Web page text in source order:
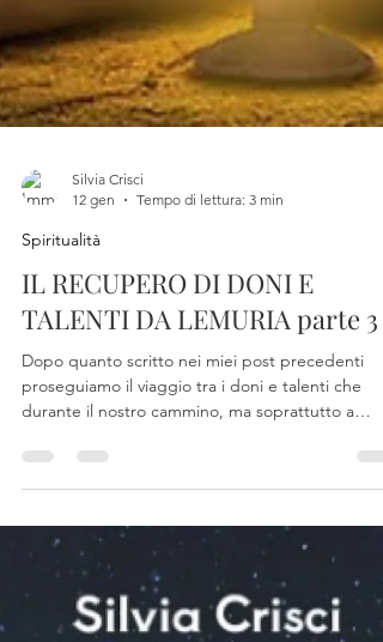
12 gen
Spiritualità
IL RECUPERO DI DONI E
TALENTI DA LEMURIA parte 3
Dopo quanto scritto nei miei post precedenti
durante il nostro cammino, ma soprattutto a
telepatia, precognizione, sogni lucidi, ma c'è
ancora molto altro come la possibilità di viaggiare
in astrale durante il sonno (spesso
inconsapevolmente e spontaneamente) o in
momenti dedicati appositamente (scelta